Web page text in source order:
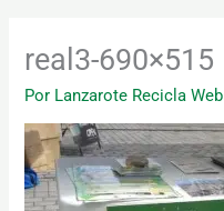
real3-690×515
Por Lanzarote Recicla Web